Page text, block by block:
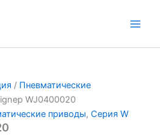
/ Пневматические
WJ0400020
приводы, Серия W